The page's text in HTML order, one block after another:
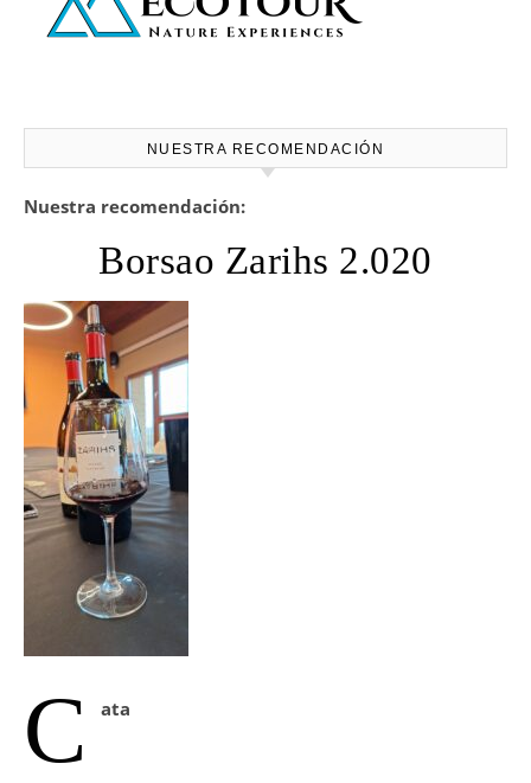
NUESTRA RECOMENDACIÓN
Nuestra recomendación:
Borsao Zarihs 2.020
C ata